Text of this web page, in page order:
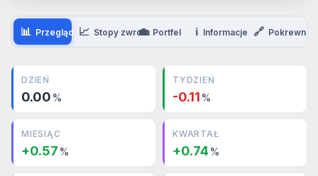
📊 Przegląd 📈 Stopy zwrotu
💼 Portfel ℹ️ Informacje 🔗 Pokrewne
DZIEŃ
0.00 %
TYDZIEŃ
-0.11 %
MIESIĄC
+0.57 %
KWARTAŁ
+0.74 %